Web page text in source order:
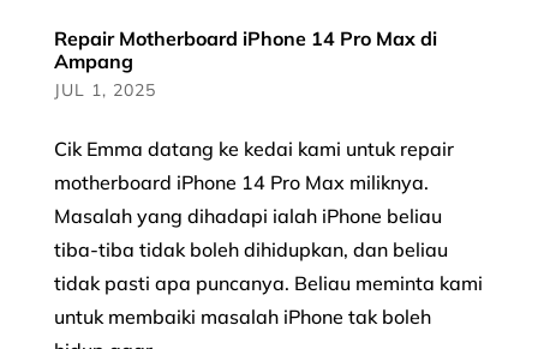
Repair Motherboard iPhone 14 Pro Max di
Ampang
JUL 1, 2025
Cik Emma datang ke kedai kami untuk repair
motherboard iPhone 14 Pro Max miliknya.
Masalah yang dihadapi ialah iPhone beliau
tiba-tiba tidak boleh dihidupkan, dan beliau
tidak pasti apa puncanya. Beliau meminta kami
untuk membaiki masalah iPhone tak boleh